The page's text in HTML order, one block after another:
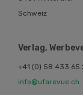
Schweiz
Verlag,
+41 (0) 58 433 65
info@ufarevue.ch